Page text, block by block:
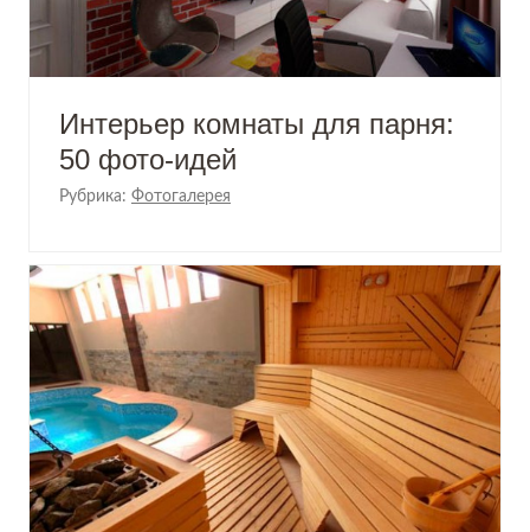
Интерьер комнаты для парня:
50 фото-идей
Рубрика: Фотогалерея